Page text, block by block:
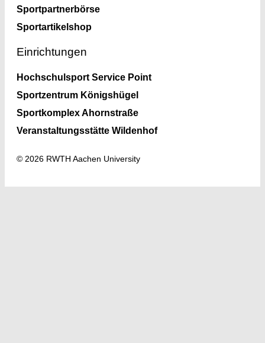
Sportpartnerbörse
Sportartikelshop
Einrichtungen
Hochschulsport Service Point
Sportzentrum Königshügel
Sportkomplex Ahornstraße
Veranstaltungsstätte Wildenhof
© 2026 RWTH Aachen University